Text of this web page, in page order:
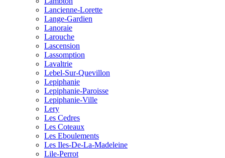
Lancienne-Lorette
Lange-Gardien
Lanoraie
Larouche
Lascension
Lassomption
Lavaltrie
Lebel-Sur-Quevillon
Lepiphanie
Lepiphanie-Paroisse
Lepiphanie-Ville
Lery
Les Cedres
Les Coteaux
Les Eboulements
Les Iles-De-La-Madeleine
Lile-Perrot